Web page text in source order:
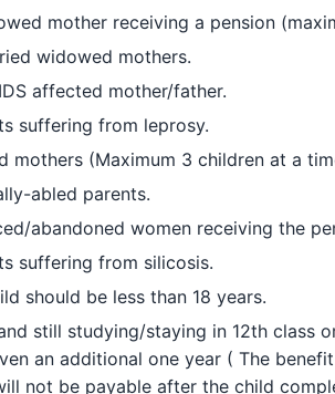
mother receiving a pension
widowed mothers.
affected mother/father.
suffering from leprosy.
mothers (Maximum 3 children at a
abled parents.
abandoned women receiving the
suffering from silicosis.
should be less than 18 years.
still studying/staying in 12th class
an additional one year ( The
not be payable after the child